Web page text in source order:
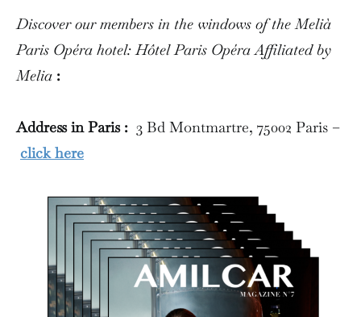
Discover our members in the windows of the Melià
Paris Opéra hotel: Hôtel Paris Opéra Affiliated by
Melia :
Address in Paris : 3 Bd Montmartre, 75002 Paris –
click here